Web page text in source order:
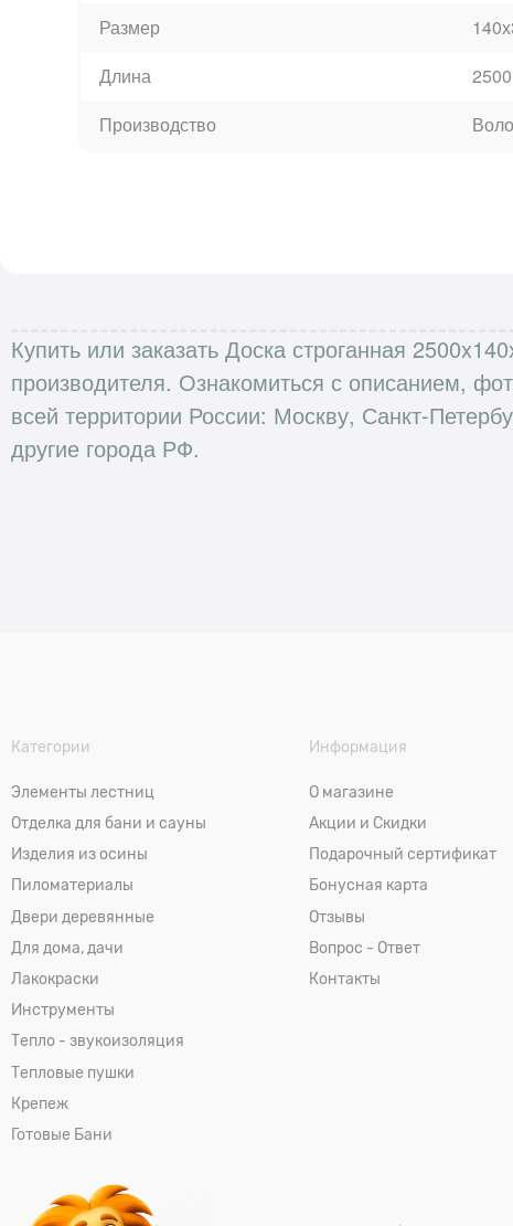
Размер
Длина
Производство
Купить или заказать Доска строганная
производителя. Ознакомиться с описанием,
всей территории России: Москву, Санкт-
другие города РФ.
Категории
Элементы лестниц
Отделка для бани и сауны
Изделия из осины
Пиломатериалы
Двери деревянные
Для дома, дачи
Лакокраски
Инструменты
Тепло - звукоизоляция
Тепловые пушки
Крепеж
Готовые Бани
Информация
О магазине
Акции и Скидки
Подарочный сертификат
Бонусная карта
Отзывы
Вопрос - Ответ
Контакты